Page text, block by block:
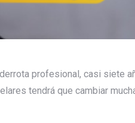
profesional, casi siete
tendrá que cambiar